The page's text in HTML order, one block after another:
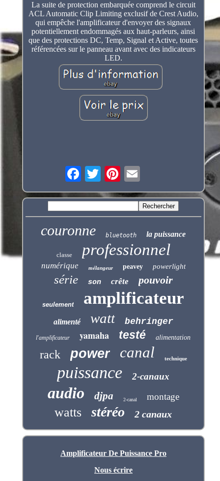
La suite de protection embarquée comprend le circuit
ACL Automatic Clip Limiting exclusif de Crest Audio,
qui empêche l'amplificateur d'envoyer des signaux
potentiellement endommagés aux haut-parleurs, ainsi
que des protections DC, Temp, Signal et Active, toutes
référencées sur le panneau avant avec des indicateurs
LED.
couronne bluetooth la puissance
classe professionnel
numérique mélangeur peavey powerlight
série son crête pouvoir
seulement amplificateur
alimenté watt behringer
l'amplificateur yamaha testé alimentation
rack power canal technique
puissance 2-canaux
audio djpa 2-canal montage
watts stéréo 2 canaux
Amplificateur De Puissance Pro
Nous écrire